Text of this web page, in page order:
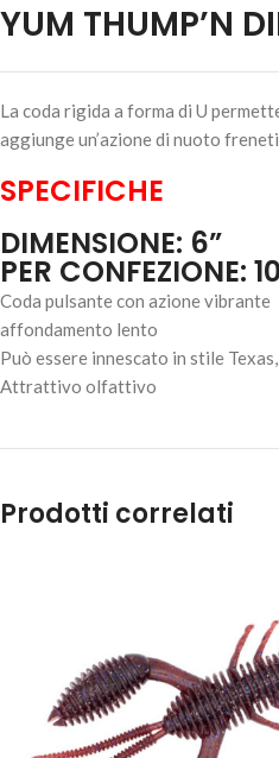
YUM THUMP’N
La coda rigida a forma di U
aggiunge un’azione di nuoto
SPECIFICHE
DIMENSIONE: 6”
PER CONFEZIONE: 10
Coda pulsante con azione vibrante
affondamento lento
Può essere innescato in stile
Attrattivo olfattivo
Prodotti correlati